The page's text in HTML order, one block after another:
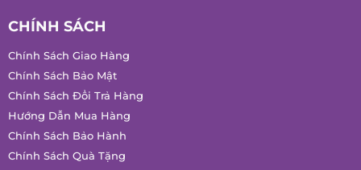
CHÍNH SÁCH
Chính Sách Giao Hàng
Chính Sách Bảo Mật
Chính Sách Đổi Trả Hàng
Hướng Dẫn Mua Hàng
Chính Sách Bảo Hành
Chính Sách Quà Tặng